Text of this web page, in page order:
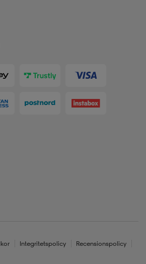
Integritetspolicy
Recensionspolicy